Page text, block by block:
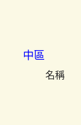
中區
名稱